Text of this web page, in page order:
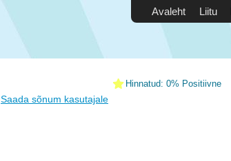
Avaleht Liitu
Hinnatud: 0% Positiivne
Saada sõnum kasutajale